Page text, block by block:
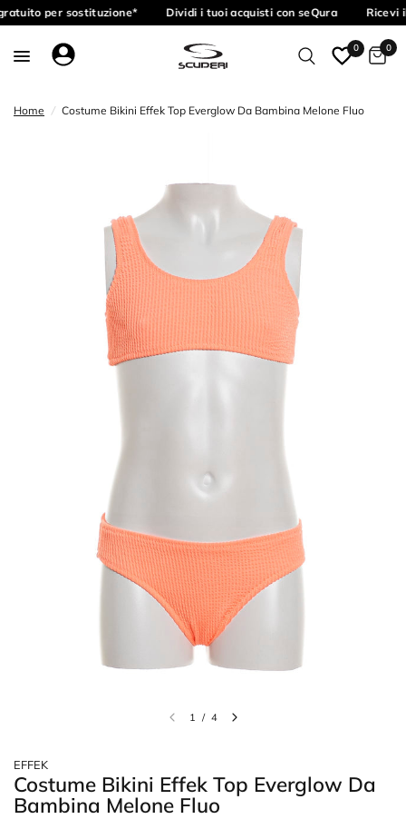
per sostituzione* Dividi i tuoi acquisti con seQura Ricevi
0 0
Home / Costume Bikini Effek Top Everglow Da Bambina Melone Fluo
1 / 4
EFFEK
Costume Bikini Effek Top Everglow Da
Bambina Melone Fluo